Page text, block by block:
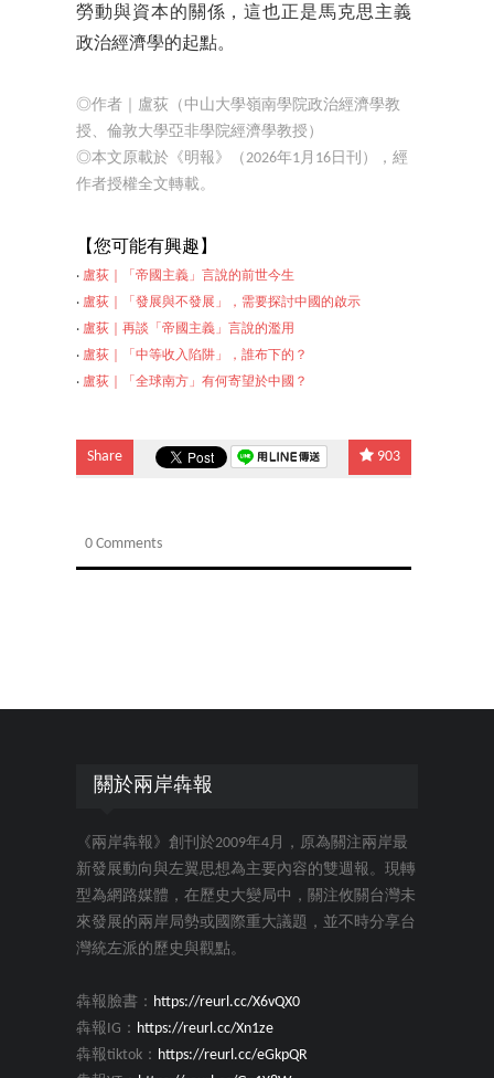
勞動與資本的關係，這也正是馬克思主義
政治經濟學的起點。
◎作者｜盧荻（中山大學嶺南學院政治經濟學教
授、倫敦大學亞非學院經濟學教授）
◎本文原載於《明報》（2026年1月16日刊），經
作者授權全文轉載。
【您可能有興趣】
‧ 盧荻｜「帝國主義」言說的前世今生
‧ 盧荻｜「發展與不發展」，需要探討中國的啟示
‧ 盧荻｜再談「帝國主義」言說的濫用
‧ 盧荻｜「中等收入陷阱」，誰布下的？
‧ 盧荻｜「全球南方」 有何寄望於中國？
Share 903
0 Comments
關於兩岸犇報
《兩岸犇報》創刊於2009年4月，原為關注兩岸最
新發展動向與左翼思想為主要內容的雙週報。現轉
型為網路媒體，在歷史大變局中，關注攸關台灣未
來發展的兩岸局勢或國際重大議題，並不時分享台
灣統左派的歷史與觀點。
犇報臉書： https://reurl.cc/X6vQX0
犇報IG： https://reurl.cc/Xn1ze
犇報tiktok： https://reurl.cc/eGkpQR